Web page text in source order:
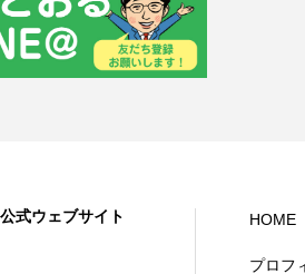
HOME
プロフ